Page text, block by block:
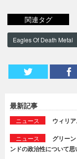
関連タグ
Eagles Of Death Metal
最新記事
ニュース ウィリ
ニュース
グリー
ンドの政治性について思